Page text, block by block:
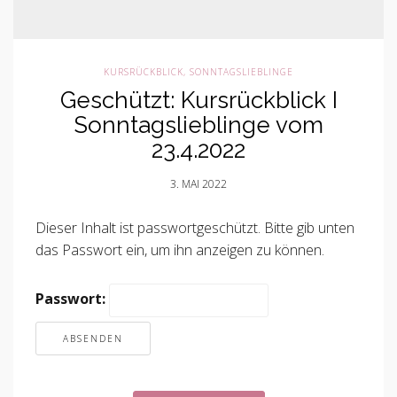
KURSRÜCKBLICK, SONNTAGSLIEBLINGE
Geschützt: Kursrückblick I
Sonntagslieblinge vom
23.4.2022
3. MAI 2022
Dieser Inhalt ist passwortgeschützt. Bitte gib unten
das Passwort ein, um ihn anzeigen zu können.
Passwort: